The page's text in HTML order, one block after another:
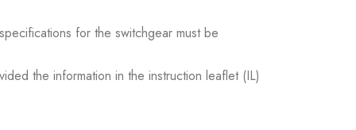
for the switchgear must be
the information in the instruction leaflet (IL)